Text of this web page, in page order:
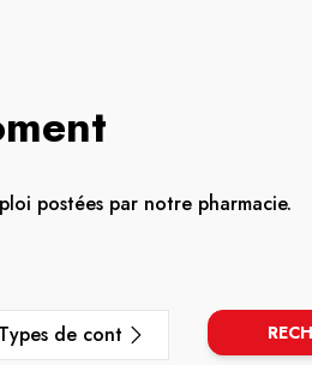
postées par notre pharmacie.
Types de contrat